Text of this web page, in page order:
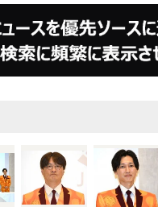
なものがほかのメンバ
明かす。「こういった
は良くない」と卒業
ども、そのうちの4人
いきました。今度は僕
として卒業させてい
、そういったものをリ